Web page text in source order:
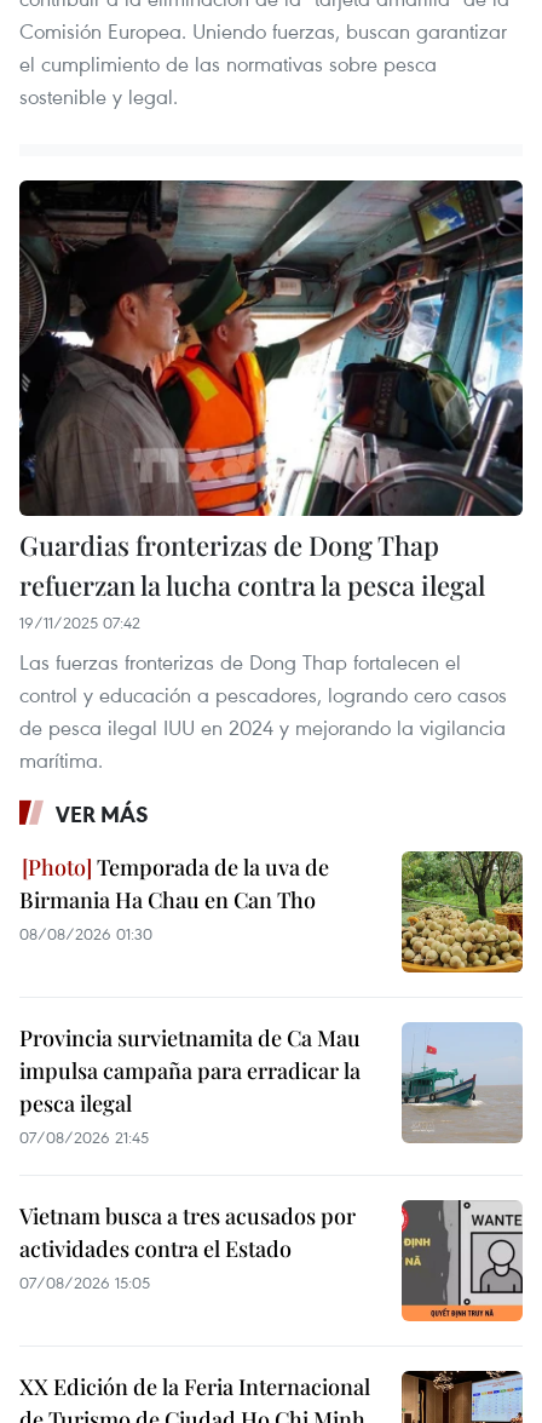
Comisión Europea. Uniendo fuerzas, buscan garantizar
el cumplimiento de las normativas sobre pesca
sostenible y legal.
Guardias fronterizas de Dong Thap
refuerzan la lucha contra la pesca ilegal
19/11/2025 07:42
Las fuerzas fronterizas de Dong Thap fortalecen el
control y educación a pescadores, logrando cero casos
de pesca ilegal IUU en 2024 y mejorando la vigilancia
marítima.
VER MÁS
Temporada de la uva de
Birmania Ha Chau en Can Tho
08/08/2026 01:30
Provincia survietnamita de Ca Mau
impulsa campaña para erradicar la
pesca ilegal
07/08/2026 21:45
Vietnam busca a tres acusados por
actividades contra el Estado
07/08/2026 15:05
XX Edición de la Feria Internacional